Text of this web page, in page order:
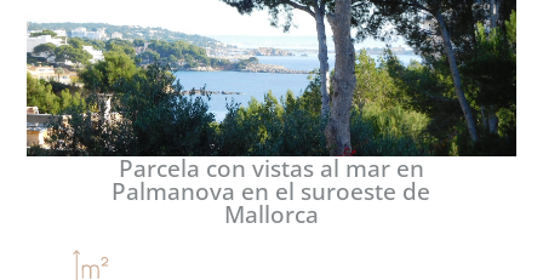
Parcela con vistas al mar en
Palmanova en el suroeste de
Mallorca